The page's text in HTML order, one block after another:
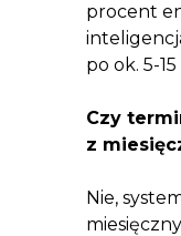
procent
po ok. 5-
Czy
z
Nie,